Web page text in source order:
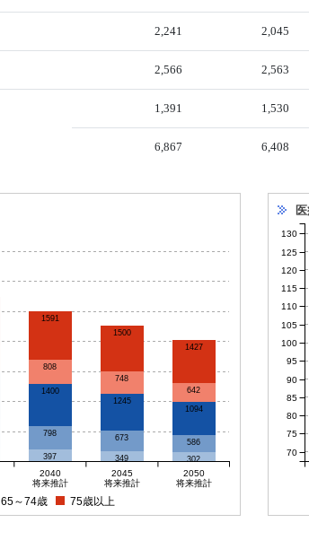
2,241 2,045
2,566 2,563
1,391 1,530
6,867 6,408
397 349 302
798
673 586
1400
1245
1094
808
748
642
1591
1500
1427
2040
将来推計
2045
将来推計
2050
将来推計
65～74歳 75歳以上
70
75
80
85
90
95
100
105
110
115
120
125
130